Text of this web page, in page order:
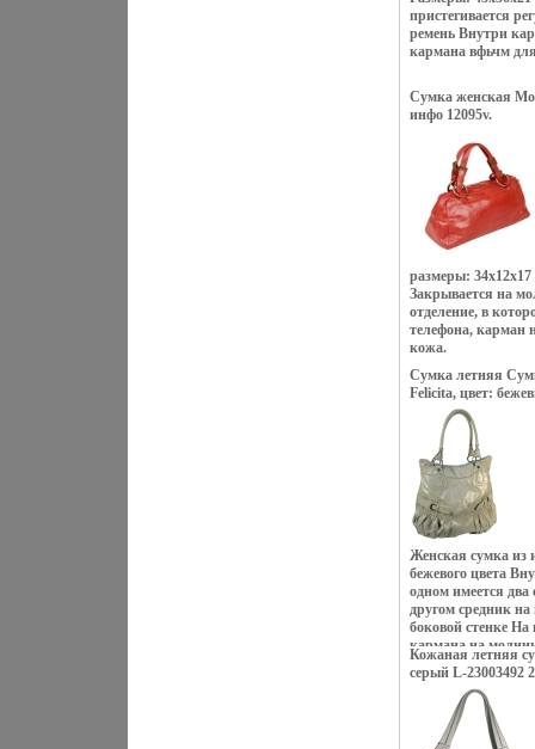
пристегивается
ремень Внутри
кармана вфьчм
Сумка женская
инфо 12095v.
размеры:
Закрывается на
отделение, в
телефона, карман
кожа.
Сумка летняя
Felicita, цвет:
11878v.
Женская сумка из
бежевого цвета
одном имеется
другом средник
боковой стенке На
кармана на
карман на молнии
Цвет фурнитуры -
ручек - 20 см
марка: Felicita
37х10х31 .
Кожаная летняя
серый L-23003492